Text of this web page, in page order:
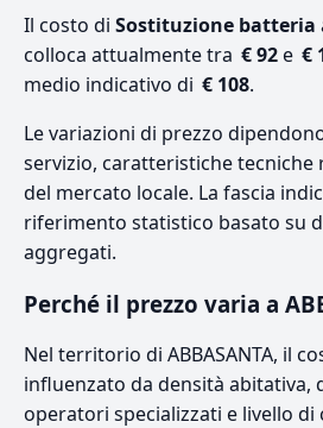
Il costo di Sostituzione batteria
colloca attualmente tra € 92e €
medio indicativo di € 108.
Le variazioni di prezzo
servizio, caratteristiche tecniche
del mercato locale. La fascia
riferimento statistico basato su
aggregati.
Perché il prezzo varia a
Nel territorio di ABBASANTA, il
influenzato da densità abitativa,
operatori specializzati e livello